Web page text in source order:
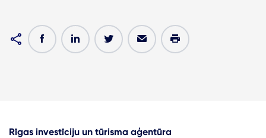
Rīgas investīciju un tūrisma aģentūra